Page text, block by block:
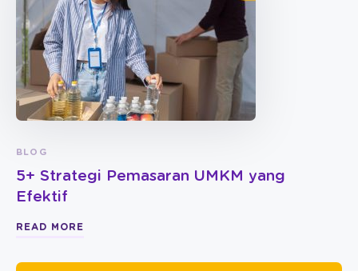
BLOG
5+ Strategi Pemasaran UMKM yang
Efektif
READ MORE